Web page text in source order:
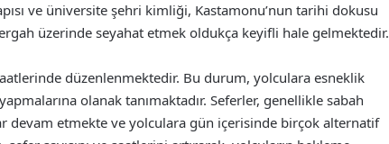
ve üniversite şehri kimliği, Kastamonu’nun tarihi dokusu
üzerinde seyahat etmek oldukça keyifli hale gelmektedir.
düzenlenmektedir. Bu durum, yolculara esneklik
olanak tanımaktadır. Seferler, genellikle sabah
devam etmekte ve yolculara gün içerisinde birçok alternatif